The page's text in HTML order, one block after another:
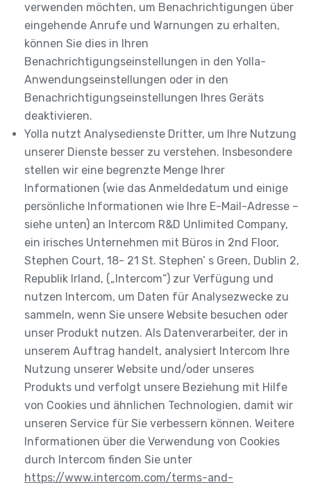
verwenden möchten, um Benachrichtigungen über
eingehende Anrufe und Warnungen zu erhalten,
können Sie dies in Ihren
Benachrichtigungseinstellungen in den Yolla-
Anwendungseinstellungen oder in den
Benachrichtigungseinstellungen Ihres Geräts
deaktivieren.
Yolla nutzt Analysedienste Dritter, um Ihre Nutzung
unserer Dienste besser zu verstehen. Insbesondere
stellen wir eine begrenzte Menge Ihrer
Informationen (wie das Anmeldedatum und einige
persönliche Informationen wie Ihre E-Mail-Adresse –
siehe unten) an Intercom R&D Unlimited Company,
ein irisches Unternehmen mit Büros in 2nd Floor,
Stephen Court, 18- 21 St. Stephen’ s Green, Dublin 2,
Republik Irland, („Intercom“) zur Verfügung und
nutzen Intercom, um Daten für Analysezwecke zu
sammeln, wenn Sie unsere Website besuchen oder
unser Produkt nutzen. Als Datenverarbeiter, der in
unserem Auftrag handelt, analysiert Intercom Ihre
Nutzung unserer Website und/oder unseres
Produkts und verfolgt unsere Beziehung mit Hilfe
von Cookies und ähnlichen Technologien, damit wir
unseren Service für Sie verbessern können. Weitere
Informationen über die Verwendung von Cookies
durch Intercom finden Sie unter
https://www.intercom.com/terms-and-